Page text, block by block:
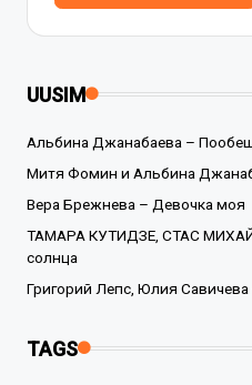
UUSIM
Альбина Джанабаева –
Митя Фомин и Альбина
Вера Брежнева – Девочка моя
ТАМАРА КУТИДЗЕ, СТАС
солнца
Григорий Лепс, Юлия
TAGS